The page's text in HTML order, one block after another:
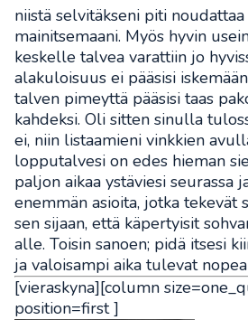
niistä selvitäkseni piti
mainitsemaani. Myös hyvin
keskelle talvea varattiin jo
alakuloisuus ei pääsisi
talven pimeyttä pääsisi taas
kahdeksi. Oli sitten sinulla
ei, niin listaamieni vinkkien
lopputalvesi on edes hieman
paljon aikaa ystäviesi seurassa
enemmän asioita, jotka tekevät
sen sijaan, että käpertyisit
alle. Toisin sanoen; pidä itsesi
ja valoisampi aika tulevat
[vieraskyna][column
position=first ]